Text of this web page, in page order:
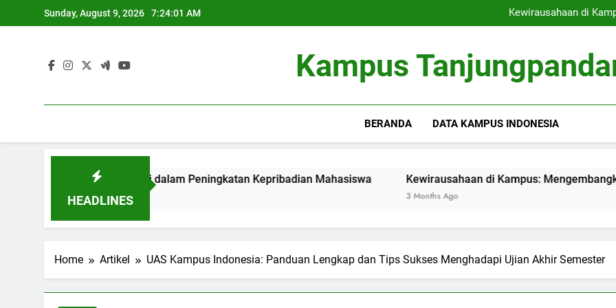
to
Sunday, August 9, 2026 7:24:02 AM
Kewirausahaan di
Inovasi Green Campus:
Kewirausahaan di
Inovasi Green Campus:
Kampus
BERANDA DATA KAMPUS INDONESIA
HEADLINES
Kontribusi dalam Peningkatan Kepribadian Mahasiswa Kewirausahaan di Kampus: Mengembangkan
Home Artikel UAS Kampus Indonesia: Panduan Lengkap dan Tips Sukses Menghadapi Ujian Akhir Semester